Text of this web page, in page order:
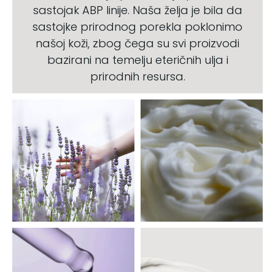
sastojak ABP linije. Naša želja je bila da
sastojke prirodnog porekla poklonimo
našoj koži, zbog čega su svi proizvodi
bazirani na temelju eteričnih ulja i
prirodnih resursa.